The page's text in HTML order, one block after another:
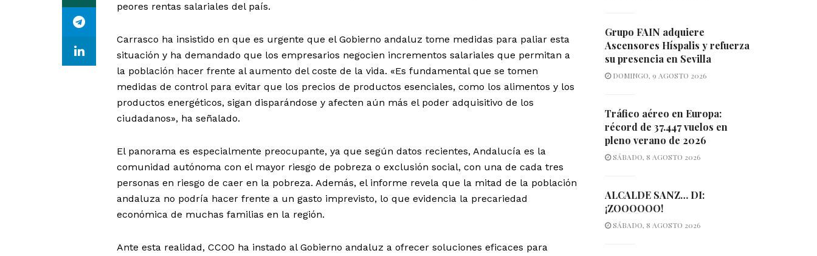
peores rentas salariales del país.
Carrasco ha insistido en que es urgente que el Gobierno andaluz tome medidas para paliar esta
situación y ha demandado que los empresarios negocien incrementos salariales que permitan a
la población hacer frente al aumento del coste de la vida. «Es fundamental que se tomen
medidas de control para evitar que los precios de productos esenciales, como los alimentos y los
productos energéticos, sigan disparándose y afecten aún más el poder adquisitivo de los
ciudadanos», ha señalado.
El panorama es especialmente preocupante, ya que según datos recientes, Andalucía es la
comunidad autónoma con el mayor riesgo de pobreza o exclusión social, con una de cada tres
personas en riesgo de caer en la pobreza. Además, el informe revela que la mitad de la población
andaluza no podría hacer frente a un gasto imprevisto, lo que evidencia la precariedad
económica de muchas familias en la región.
Ante esta realidad, CCOO ha instado al Gobierno andaluz a ofrecer soluciones eficaces para
Grupo FAIN adquiere
Ascensores Híspalis y refuerza
su presencia en Sevilla
DOMINGO, 9 AGOSTO 2026
Tráfico aéreo en Europa:
récord de 37.447 vuelos en
pleno verano de 2026
SÁBADO, 8 AGOSTO 2026
ALCALDE SANZ… DI:
¡ZOOOOOO!
SÁBADO, 8 AGOSTO 2026